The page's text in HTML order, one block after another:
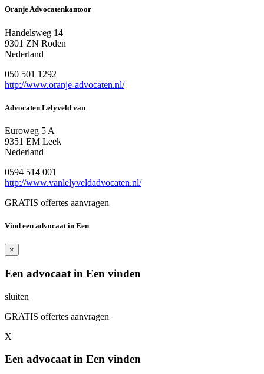
Oranje Advocatenkantoor
Handelsweg 14
9301 ZN Roden
Nederland
050 501 1292
http://www.oranje-advocaten.nl/
Advocaten Lelyveld van
Euroweg 5 A
9351 EM Leek
Nederland
0594 514 001
http://www.vanlelyveldadvocaten.nl/
GRATIS offertes aanvragen
Vind een advocaat in Een
×
Een advocaat in Een vinden
sluiten
GRATIS offertes aanvragen
X
Een advocaat in Een vinden